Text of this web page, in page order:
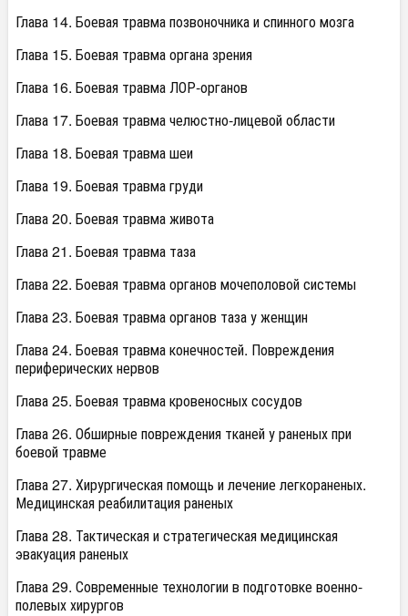
Глава 14. Боевая травма позвоночника и спинного мозга
Глава 15. Боевая травма органа зрения
Глава 16. Боевая травма ЛОР-органов
Глава 17. Боевая травма челюстно-лицевой области
Глава 18. Боевая травма шеи
Глава 19. Боевая травма груди
Глава 20. Боевая травма живота
Глава 21. Боевая травма таза
Глава 22. Боевая травма органов мочеполовой системы
Глава 23. Боевая травма органов таза у женщин
Глава 24. Боевая травма конечностей. Повреждения
периферических нервов
Глава 25. Боевая травма кровеносных сосудов
Глава 26. Обширные повреждения тканей у раненых при
боевой травме
Глава 27. Хирургическая помощь и лечение легкораненых.
Медицинская реабилитация раненых
Глава 28. Тактическая и стратегическая медицинская
эвакуация раненых
Глава 29. Современные технологии в подготовке военно-
полевых хирургов